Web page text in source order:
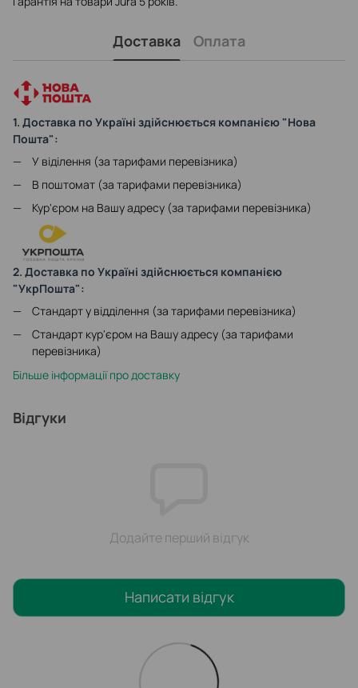
Доставка Оплата
1. Доставка по Україні здійснюється компанією "Нова
Пошта":
У віділення (за тарифами перевізника)
В поштомат (за тарифами перевізника)
Кур'єром на Вашу адресу (за тарифами перевізника)
2. Доставка по Україні здійснюється компанією
"УкрПошта":
Стандарт у відділення (за тарифами перевізника)
Стандарт кур'єром на Вашу адресу (за тарифами
перевізника)
Більше інформації про доставку
Відгуки
Додайте перший відгук
Написати відгук